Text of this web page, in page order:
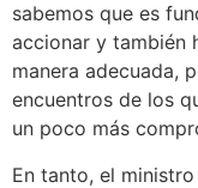
sabemos que es
accionar y también
manera adecuada,
encuentros de los
un poco más
En tanto, el